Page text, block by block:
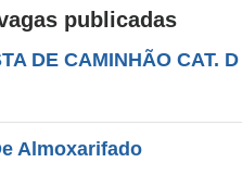
publicadas
DE CAMINHÃO CAT. D
Almoxarifado